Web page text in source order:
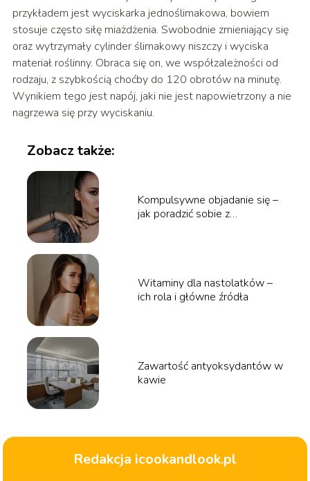
przykładem jest wyciskarka jednoślimakowa, bowiem
stosuje często siłę miażdżenia. Swobodnie zmieniający się
oraz wytrzymały cylinder ślimakowy niszczy i wyciska
materiał roślinny. Obraca się on, we współzależności od
rodzaju, z szybkością choćby do 120 obrotów na minutę.
Wynikiem tego jest napój, jaki nie jest napowietrzony a nie
nagrzewa się przy wyciskaniu.
Zobacz także:
Kompulsywne objadanie się –
jak poradzić sobie z
Witaminy dla nastolatków –
ich rola i główne źródła
Zawartość antyoksydantów w
kawie
Redakcja icookandlook.pl